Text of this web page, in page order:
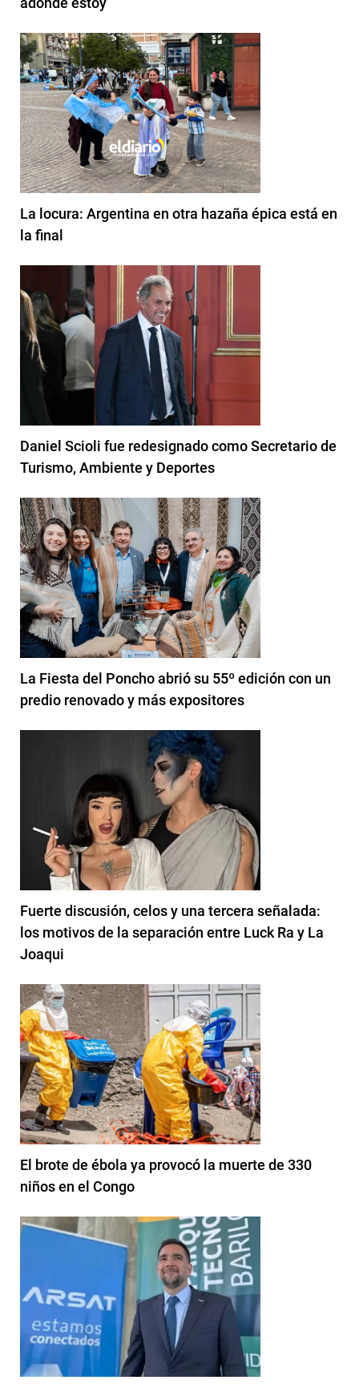
La locura: Argentina en otra hazaña épica está en
la final
Daniel Scioli fue redesignado como Secretario de
Turismo, Ambiente y Deportes
La Fiesta del Poncho abrió su 55º edición con un
predio renovado y más expositores
Fuerte discusión, celos y una tercera señalada:
los motivos de la separación entre Luck Ra y La
Joaqui
El brote de ébola ya provocó la muerte de 330
niños en el Congo